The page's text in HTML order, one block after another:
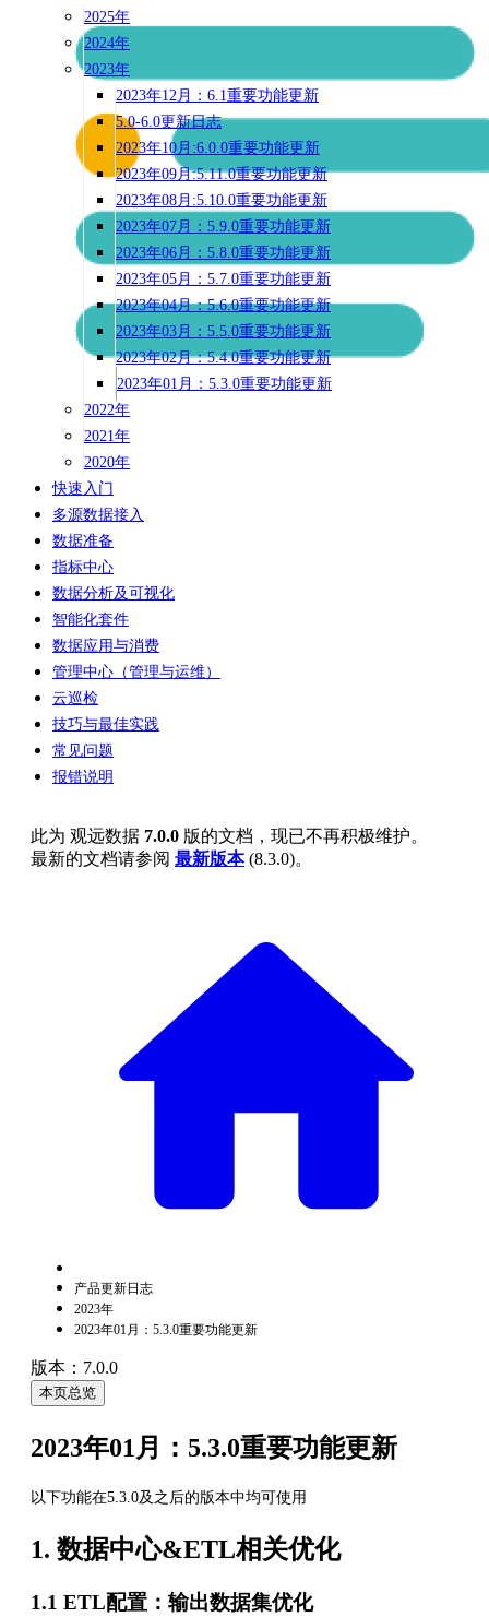
2025年
2024年
2023年
2023年12月：6.1重要功能更新
5.0-6.0更新日志
2023年10月:6.0.0重要功能更新
2023年09月:5.11.0重要功能更新
2023年08月:5.10.0重要功能更新
2023年07月：5.9.0重要功能更新
2023年06月：5.8.0重要功能更新
2023年05月：5.7.0重要功能更新
2023年04月：5.6.0重要功能更新
2023年03月：5.5.0重要功能更新
2023年02月：5.4.0重要功能更新
2023年01月：5.3.0重要功能更新
2022年
2021年
2020年
快速入门
多源数据接入
数据准备
指标中心
数据分析及可视化
智能化套件
数据应用与消费
管理中心（管理与运维）
云巡检
技巧与最佳实践
常见问题
报错说明
此为 观远数据 7.0.0 版的文档，现已不再积极维护。
最新的文档请参阅 最新版本(8.3.0)。
产品更新日志
2023年
2023年01月：5.3.0重要功能更新
版本：7.0.0
本页总览
2023年01月：5.3.0重要功能更新
以下功能在5.3.0及之后的版本中均可使用
1. 数据中心&ETL相关优化
1.1 ETL配置：输出数据集优化